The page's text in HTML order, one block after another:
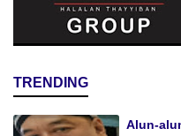
TRENDING
Alun-